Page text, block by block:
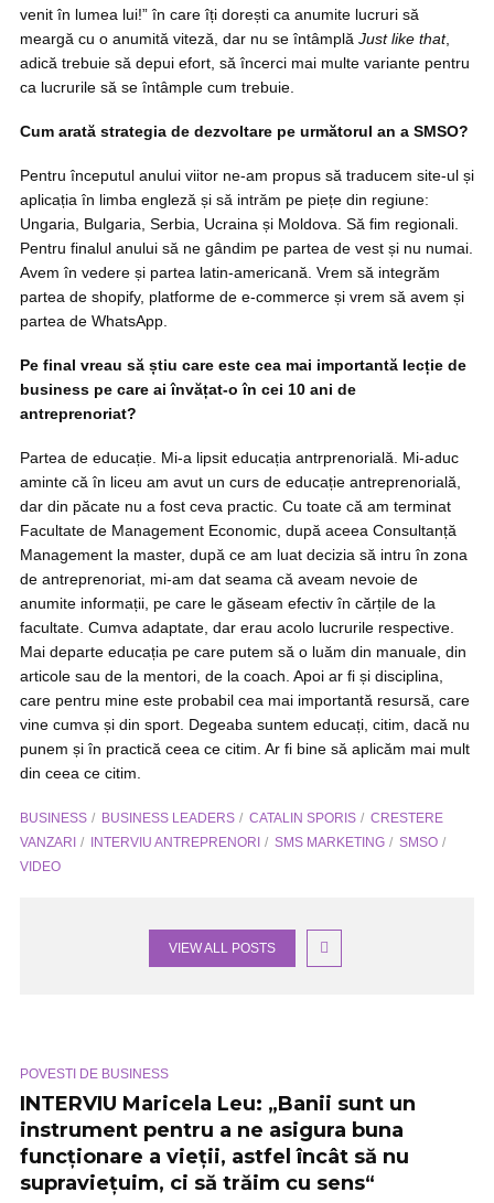
venit în lumea lui!” în care îți dorești ca anumite lucruri să
meargă cu o anumită viteză, dar nu se întâmplă Just like that,
adică trebuie să depui efort, să încerci mai multe variante pentru
ca lucrurile să se întâmple cum trebuie.
Cum arată strategia de dezvoltare pe următorul an a SMSO?
Pentru începutul anului viitor ne-am propus să traducem site-ul și
aplicația în limba engleză și să intrăm pe piețe din regiune:
Ungaria, Bulgaria, Serbia, Ucraina și Moldova. Să fim regionali.
Pentru finalul anului să ne gândim pe partea de vest și nu numai.
Avem în vedere și partea latin-americană. Vrem să integrăm
partea de shopify, platforme de e-commerce și vrem să avem și
partea de WhatsApp.
Pe final vreau să știu care este cea mai importantă lecție de
business pe care ai învățat-o în cei 10 ani de
antreprenoriat?
Partea de educație. Mi-a lipsit educația antrprenorială. Mi-aduc
aminte că în liceu am avut un curs de educație antreprenorială,
dar din păcate nu a fost ceva practic. Cu toate că am terminat
Facultate de Management Economic, după aceea Consultanță
Management la master, după ce am luat decizia să intru în zona
de antreprenoriat, mi-am dat seama că aveam nevoie de
anumite informații, pe care le găseam efectiv în cărțile de la
facultate. Cumva adaptate, dar erau acolo lucrurile respective.
Mai departe educația pe care putem să o luăm din manuale, din
articole sau de la mentori, de la coach. Apoi ar fi și disciplina,
care pentru mine este probabil cea mai importantă resursă, care
vine cumva și din sport. Degeaba suntem educați, citim, dacă nu
punem și în practică ceea ce citim. Ar fi bine să aplicăm mai mult
din ceea ce citim.
BUSINESS BUSINESS LEADERS CATALIN SPORIS
CRESTERE
VANZARI
INTERVIU ANTREPRENORI SMS MARKETING
SMSO
VIDEO
VIEW ALL POSTS
POVESTI DE BUSINESS
INTERVIU Maricela Leu: „Banii sunt un
instrument pentru a ne asigura buna
funcționare a vieții, astfel încât să nu
supraviețuim, ci să trăim cu sens“